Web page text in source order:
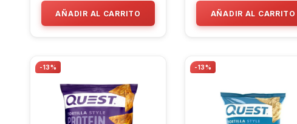
AÑADIR AL CARRITO AÑADIR AL CARRITO
-13% -13%